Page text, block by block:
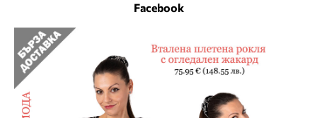
Facebook